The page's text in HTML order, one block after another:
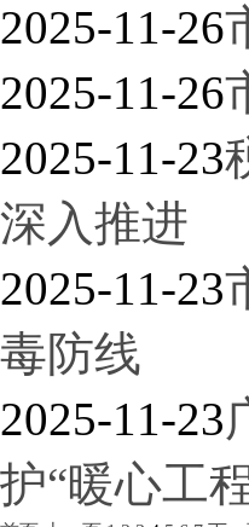
2025-11-26
2025-11-26
2025-11-23
深入推进
2025-11-23
毒防线
2025-11-23
护“暖心工